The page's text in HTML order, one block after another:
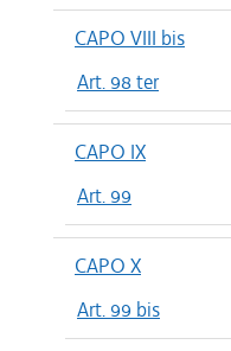
CAPO VIII bis
Art. 98 ter
CAPO IX
Art. 99
CAPO X
Art. 99 bis